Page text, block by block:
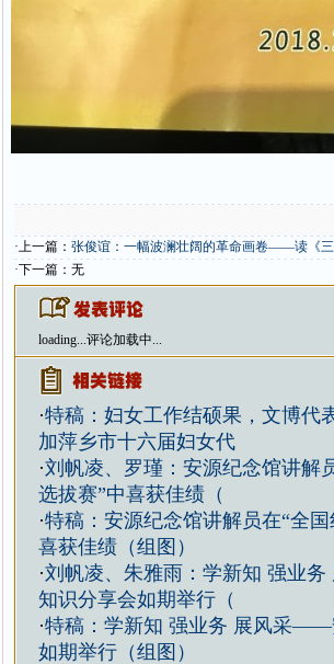
·上一篇： 张俊谊：一幅波澜壮阔的革命画卷——读《三
·下一篇：无
loading...评论加载中...
·特稿：妇女工作结硕果，文博
加萍乡市十六届妇女代
·刘帆凌、罗瑾：安源纪念馆讲解
选拔赛”中喜获佳绩（
·特稿：安源纪念馆讲解员在“全
喜获佳绩（组图）
·刘帆凌、朱雅雨：学新知 强业
知识分享会如期举行（
·特稿：学新知 强业务 展风采——
如期举行（组图）